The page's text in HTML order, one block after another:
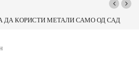
ДА КОРИСТИ МЕТАЛИ САМО ОД САД